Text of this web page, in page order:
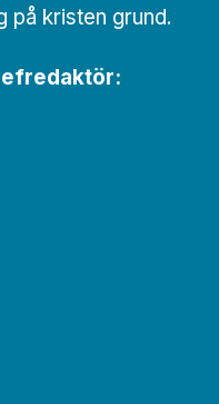
på kristen grund.